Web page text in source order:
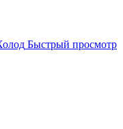
Быстрый просмотр